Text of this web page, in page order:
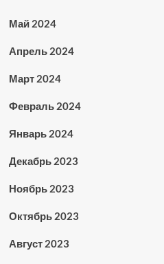
Май 2024
Апрель 2024
Март 2024
Февраль 2024
Январь 2024
Декабрь 2023
Ноябрь 2023
Октябрь 2023
Август 2023